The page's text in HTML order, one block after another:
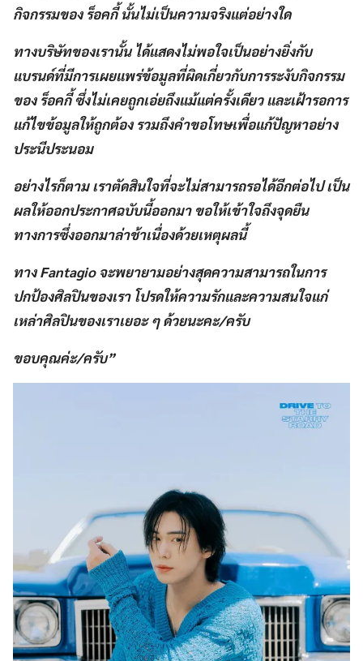
กิจกรรมของ ร็อคกี้ นั้นไม่เป็นความจริงแต่อย่างใด
ทางบริษัทของเรานั้น ได้แสดงไม่พอใจเป็นอย่างยิ่งกับ
แบรนด์ที่มีการเผยแพร่ข้อมูลที่ผิดเกี่ยวกับการระงับกิจกรรม
ของ ร็อคกี้ ซึ่งไม่เคยถูกเอ่ยถึงแม้แต่ครั้งเดียว และเฝ้ารอการ
แก้ไขข้อมูลให้ถูกต้อง รวมถึงคำขอโทษเพื่อแก้ปัญหาอย่าง
ประนีประนอม
อย่างไรก็ตาม เราตัดสินใจที่จะไม่สามารถรอได้อีกต่อไป เป็น
ผลให้ออกประกาศฉบับนี้ออกมา ขอให้เข้าใจถึงจุดยืน
ทางการซึ่งออกมาล่าช้าเนื่องด้วยเหตุผลนี้
ทาง Fantagio จะพยายามอย่างสุดความสามารถในการ
ปกป้องศิลปินของเรา โปรดให้ความรักและความสนใจแก่
เหล่าศิลปินของเราเยอะ ๆ ด้วยนะคะ/ครับ
ขอบคุณค่ะ/ครับ”